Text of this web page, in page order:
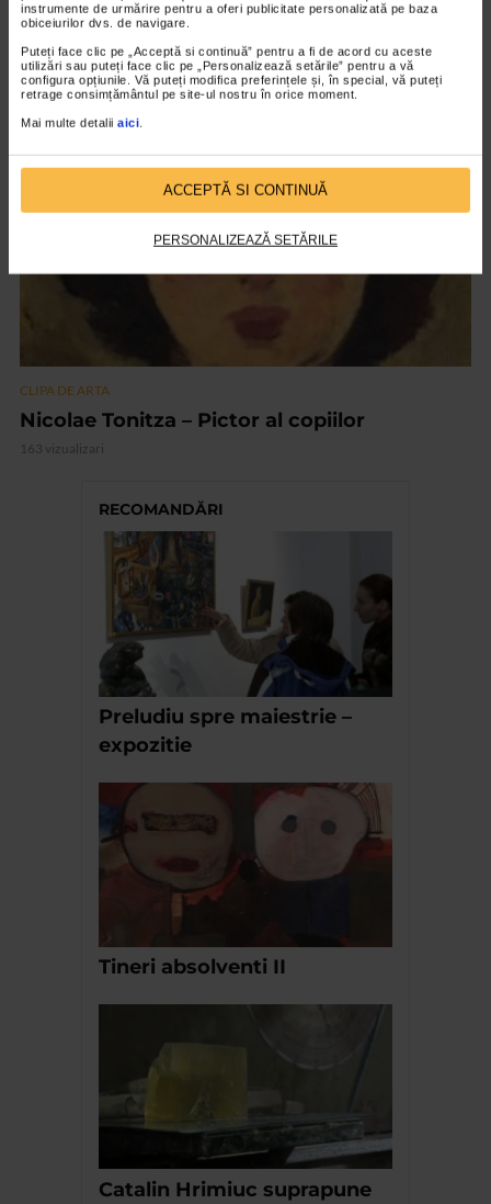
instrumente de urmărire pentru a oferi publicitate personalizată pe baza
obiceiurilor dvs. de navigare.
Puteți face clic pe „Acceptă si continuă” pentru a fi de acord cu aceste
utilizări sau puteți face clic pe „Personalizează setările” pentru a vă
configura opțiunile. Vă puteți modifica preferințele și, în special, vă puteți
retrage consimțământul pe site-ul nostru în orice moment.
Mai multe detalii aici.
ACCEPTĂ SI CONTINUĂ
PERSONALIZEAZĂ SETĂRILE
ARTS and ARTISTS. Floriama Cândea –
„Invisible Garden #2”
145 vizualizari
CLIPA DE ARTA
Nicolae Tonitza – Pictor al copiilor
163 vizualizari
RECOMANDĂRI
Preludiu spre maiestrie –
expozitie
Tineri absolventi II
Catalin Hrimiuc suprapune